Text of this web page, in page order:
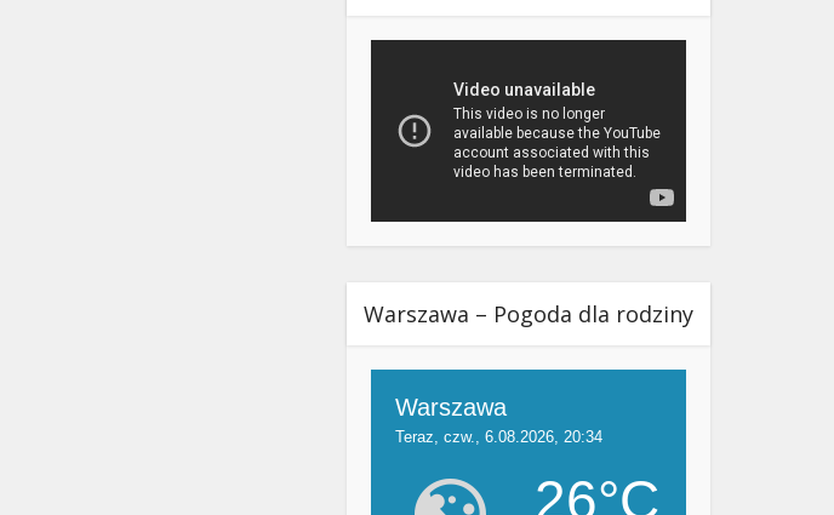
Warszawa – Pogoda dla rodziny